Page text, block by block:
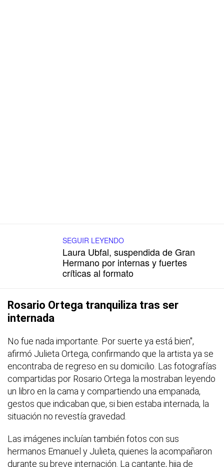
SEGUIR LEYENDO
Laura Ubfal, suspendida de Gran
Hermano por internas y fuertes
críticas al formato
Rosario Ortega tranquiliza tras ser
internada
No fue nada importante. Por suerte ya está bien",
afirmó Julieta Ortega, confirmando que la artista ya se
encontraba de regreso en su domicilio. Las fotografías
compartidas por Rosario Ortega la mostraban leyendo
un libro en la cama y compartiendo una empanada,
gestos que indicaban que, si bien estaba internada, la
situación no revestía gravedad.
Las imágenes incluían también fotos con sus
hermanos Emanuel y Julieta, quienes la acompañaron
durante su breve internación. La cantante, hija de